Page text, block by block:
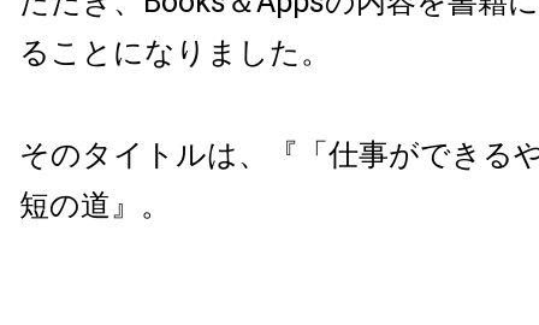
ることになりました。
そのタイトルは、『「仕事ができる
短の道』。